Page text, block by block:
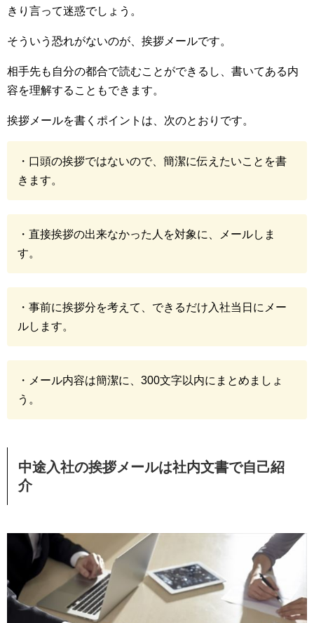
きり言って迷惑でしょう。
そういう恐れがないのが、挨拶メールです。
相手先も自分の都合で読むことができるし、書いてある内
容を理解することもできます。
挨拶メールを書くポイントは、次のとおりです。
・口頭の挨拶ではないので、簡潔に伝えたいことを書
きます。
・直接挨拶の出来なかった人を対象に、メールしま
す。
・事前に挨拶分を考えて、できるだけ入社当日にメー
ルします。
・メール内容は簡潔に、300文字以内にまとめましょ
う。
中途入社の挨拶メールは社内文書で自己紹
介